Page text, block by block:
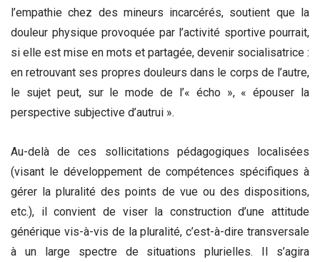
l’empathie chez des mineurs incarcérés, soutient que la
douleur physique provoquée par l’activité sportive pourrait,
si elle est mise en mots et partagée, devenir socialisatrice :
en retrouvant ses propres douleurs dans le corps de l’autre,
le sujet peut, sur le mode de l’« écho », « épouser la
perspective subjective d’autrui ».
Au-delà de ces sollicitations pédagogiques localisées
(visant le développement de compétences spécifiques à
gérer la pluralité des points de vue ou des dispositions,
etc.), il convient de viser la construction d’une attitude
générique vis-à-vis de la pluralité, c’est-à-dire transversale
à un large spectre de situations plurielles. Il s’agira